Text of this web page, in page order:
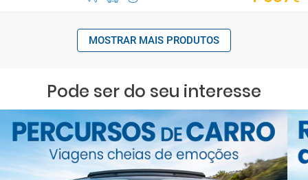
MOSTRAR MAIS PRODUTOS
Pode ser do seu interesse